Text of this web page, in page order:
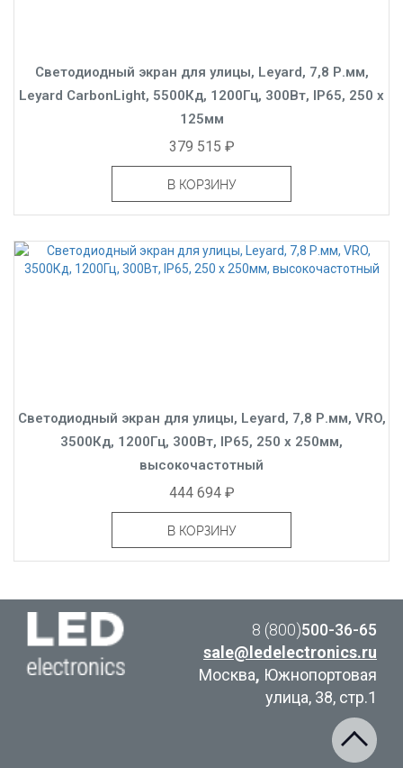
Светодиодный экран для улицы, Leyard, 7,8 Р.мм,
Leyard CarbonLight, 5500Кд, 1200Гц, 300Вт, IP65, 250 x
125мм
379 515 ₽
В КОРЗИНУ
Светодиодный экран для улицы, Leyard, 7,8 Р.мм, VRO,
3500Кд, 1200Гц, 300Вт, IP65, 250 x 250мм,
высокочастотный
444 694 ₽
В КОРЗИНУ
8 (800)500-36-65
sale@ledelectronics.ru
Москва, Южнопортовая
улица, 38, стр.1